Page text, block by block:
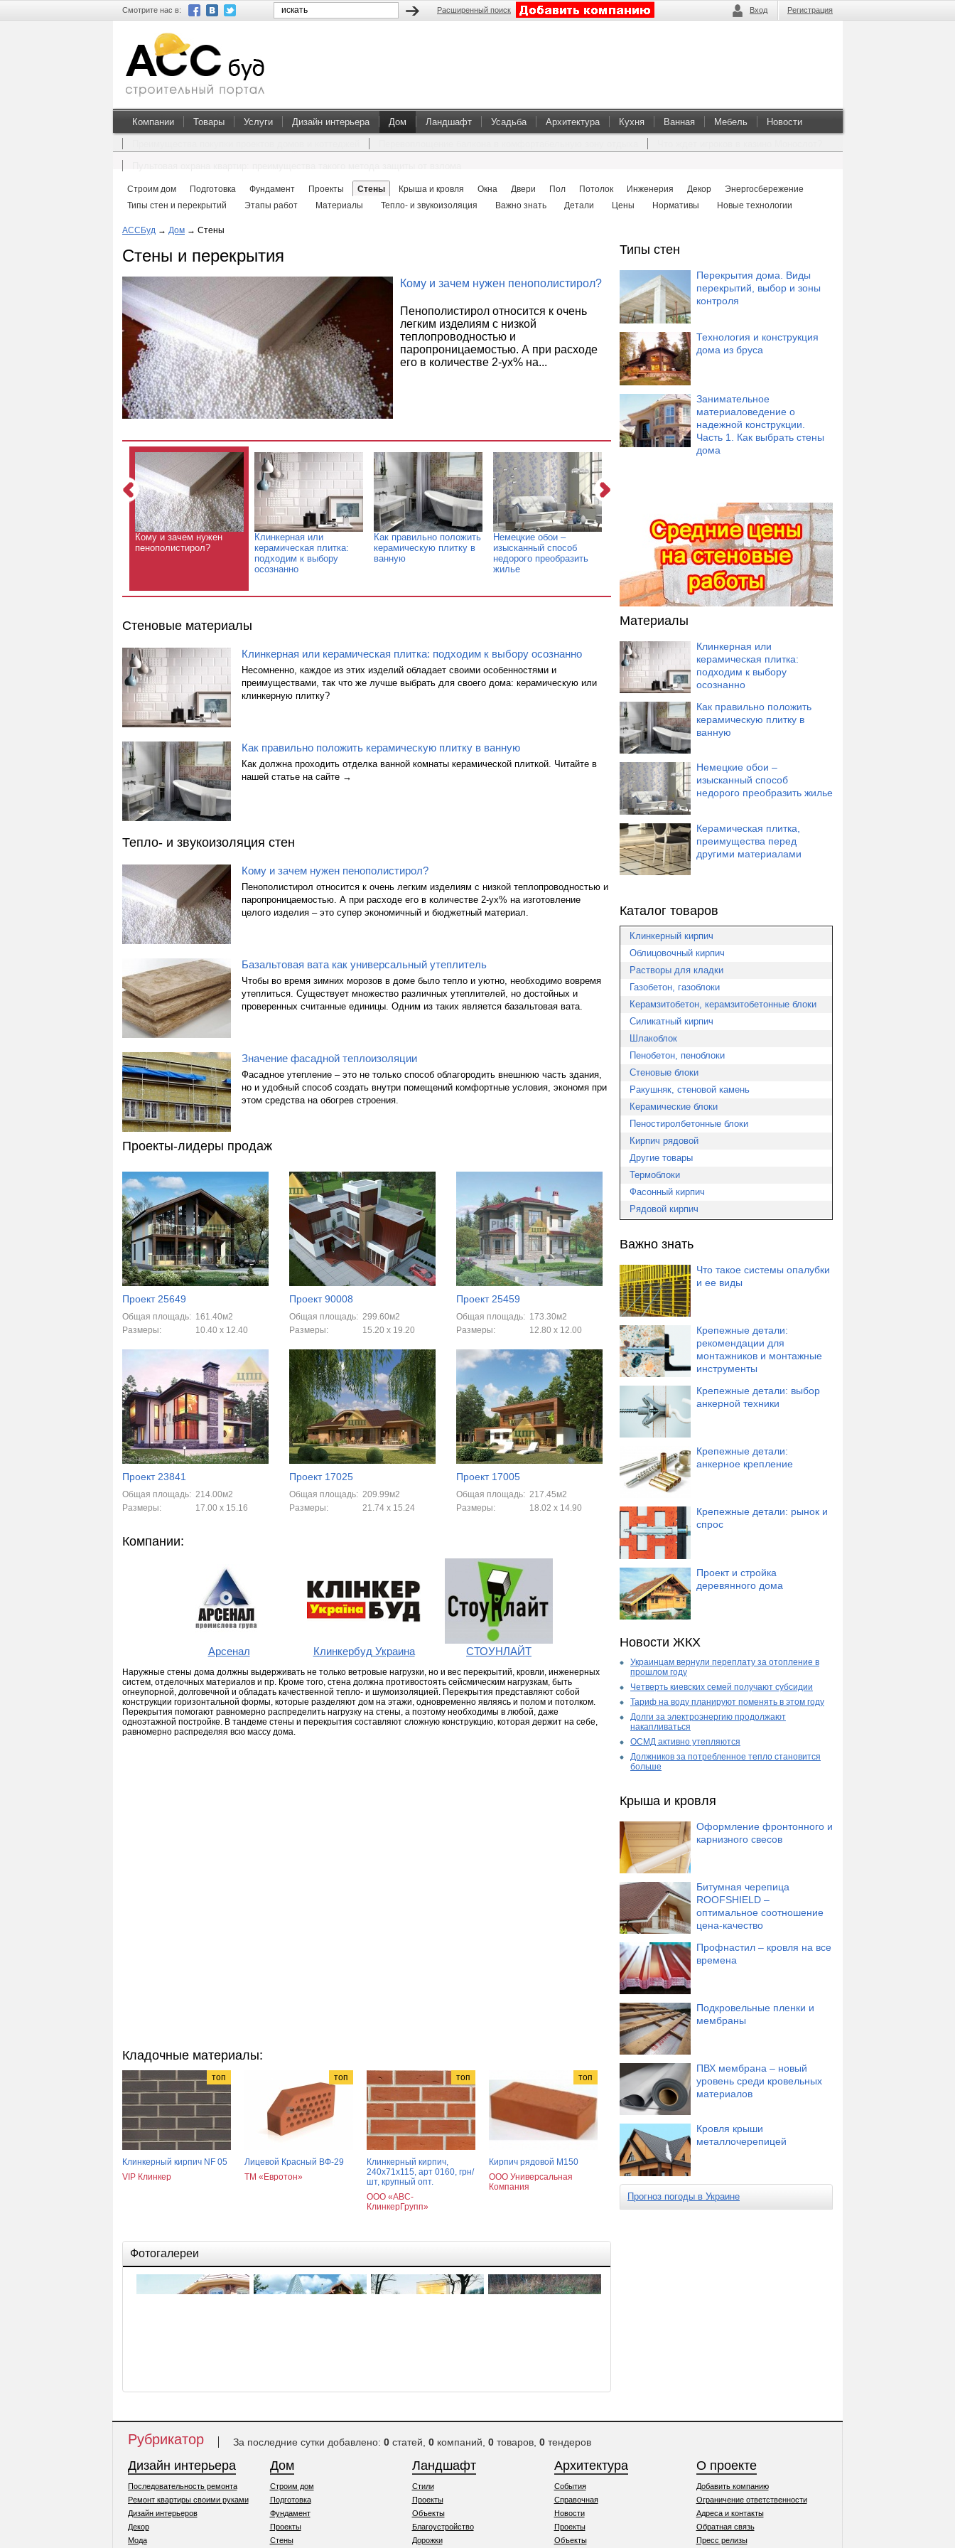
Смотрите нас в: Расширенный поиск Вход Регистрация
Компании Товары Услуги Дизайн интерьера Дом Ландшафт Усадьба Архитектура Кухня Ванная Мебель Новости
Строим дом Подготовка Фундамент Проекты Стены Крыша и кровля Окна Двери Пол Потолок Инженерия Декор
Энергосбережение
Типы стен и перекрытий
Этапы работ Материалы Тепло- и звукоизоляция Важно знать Детали Цены Нормативы Новые технологии
АССБуд → Дом → Стены
Стены и перекрытия
Кому и зачем нужен пенополистирол?
Пенополистирол относится к очень
легким изделиям с низкой
теплопроводностью и
паропроницаемостью. А при расходе
его в количестве 2-ух% на...
Кому и зачем нужен
пенополистирол?
Клинкерная или
керамическая плитка:
подходим к выбору
осознанно
Как правильно положить
керамическую плитку в
ванную
Немецкие обои –
изысканный способ
недорого преобразить
жилье
Керамическая плитка,
преимущества перед
другими материалами
Кладка кирпича. Методы
Стеновые материалы
Клинкерная или керамическая плитка: подходим к выбору осознанно
Несомненно, каждое из этих изделий обладает своими особенностями и
преимуществами, так что же лучше выбрать для своего дома: керамическую или
клинкерную плитку?
Как правильно положить керамическую плитку в ванную
Как должна проходить отделка ванной комнаты керамической плиткой. Читайте в
нашей статье на сайте →
Тепло- и звукоизоляция стен
Кому и зачем нужен пенополистирол?
Пенополистирол относится к очень легким изделиям с низкой теплопроводностью и
паропроницаемостью. А при расходе его в количестве 2-ух% на изготовление
целого изделия – это супер экономичный и бюджетный материал.
Базальтовая вата как универсальный утеплитель
Чтобы во время зимних морозов в доме было тепло и уютно, необходимо вовремя
утеплиться. Существует множество различных утеплителей, но достойных и
проверенных считанные единицы. Одним из таких является базальтовая вата.
Значение фасадной теплоизоляции
Фасадное утепление – это не только способ облагородить внешнюю часть здания,
но и удобный способ создать внутри помещений комфортные условия, экономя при
этом средства на обогрев строения.
Проекты-лидеры продаж
Проект 25649
Общая площадь: 161.40м2
Размеры:
10.40 x 12.40
Проект 90008
Общая площадь: 299.60м2
Размеры:
15.20 x 19.20
Проект 25459
Общая площадь: 173.30м2
Размеры:
12.80 x 12.00
Проект 23841
Общая площадь: 214.00м2
Размеры:
17.00 x 15.16
Проект 17025
Общая площадь: 209.99м2
Размеры:
21.74 x 15.24
Проект 17005
Общая площадь: 217.45м2
Размеры:
18.02 x 14.90
Компании:
Арсенал Клинкербуд Украина СТОУНЛАЙТ
Наружные стены дома должны выдерживать не только ветровые нагрузки, но и вес перекрытий, кровли, инженерных
систем, отделочных материалов и пр. Кроме того, стена должна противостоять сейсмическим нагрузкам, быть
огнеупорной, долговечной и обладать качественной тепло- и шумоизоляцией. Перекрытия представляют собой
конструкции горизонтальной формы, которые разделяют дом на этажи, одновременно являясь и полом и потолком.
Перекрытия помогают равномерно распределить нагрузку на стены, а поэтому необходимы в любой, даже
одноэтажной постройке. В тандеме стены и перекрытия составляют сложную конструкцию, которая держит на себе,
равномерно распределяя всю массу дома.
Кладочные материалы:
топ
Клинкерный кирпич NF 05
VIP Клинкер
топ
Лицевой Красный ВФ-29
ТМ «Евротон»
топ
Клинкерный кирпич,
240х71х115, арт 0160, грн/
шт, крупный опт.
ООО «АВС-
КлинкерГрупп»
топ
Кирпич рядовой М150
ООО Универсальная
Компания
Фотогалереи
Типы стен
Перекрытия дома. Виды
перекрытий, выбор и зоны
контроля
Технология и конструкция
дома из бруса
Занимательное
материаловедение о
надежной конструкции.
Часть 1. Как выбрать стены
дома
Материалы
Клинкерная или
керамическая плитка:
подходим к выбору
осознанно
Как правильно положить
керамическую плитку в
ванную
Немецкие обои –
изысканный способ
недорого преобразить жилье
Керамическая плитка,
преимущества перед
другими материалами
Каталог товаров
Клинкерный кирпич
Облицовочный кирпич
Растворы для кладки
Газобетон, газоблоки
Керамзитобетон, керамзитобетонные блоки
Силикатный кирпич
Шлакоблок
Пенобетон, пеноблоки
Стеновые блоки
Ракушняк, стеновой камень
Керамические блоки
Пеностиролбетонные блоки
Кирпич рядовой
Другие товары
Термоблоки
Фасонный кирпич
Рядовой кирпич
Важно знать
Что такое системы опалубки
и ее виды
Крепежные детали:
рекомендации для
монтажников и монтажные
инструменты
Крепежные детали: выбор
анкерной техники
Крепежные детали:
анкерное крепление
Крепежные детали: рынок и
спрос
Проект и стройка
деревянного дома
Новости ЖКХ
Украинцам вернули переплату за отопление в
прошлом году
Четверть киевских семей получают субсидии
Тариф на воду планируют поменять в этом году
Долги за электроэнергию продолжают
накапливаться
ОСМД активно утепляются
Должников за потребленное тепло становится
больше
Крыша и кровля
Оформление фронтонного и
карнизного свесов
Битумная черепица
ROOFSHIELD –
оптимальное соотношение
цена-качество
Профнастил – кровля на все
времена
Подкровельные пленки и
мембраны
ПВХ мембрана – новый
уровень среди кровельных
материалов
Кровля крыши
металлочерепицей
Прогноз погоды в Украине
Рубрикатор За последние сутки добавлено: 0статей, 0компаний, 0товаров, 0тендеров
Дизайн интерьера
Последовательность ремонта
Ремонт квартиры своими руками
Дизайн интерьеров
Декор
Мода
Дом
Строим дом
Подготовка
Фундамент
Проекты
Стены
Ландшафт
Стили
Проекты
Объекты
Благоустройство
Дорожки
Архитектура
События
Справочная
Новости
Проекты
Объекты
О проекте
Добавить компанию
Ограничение ответственности
Адреса и контакты
Обратная связь
Пресс релизы